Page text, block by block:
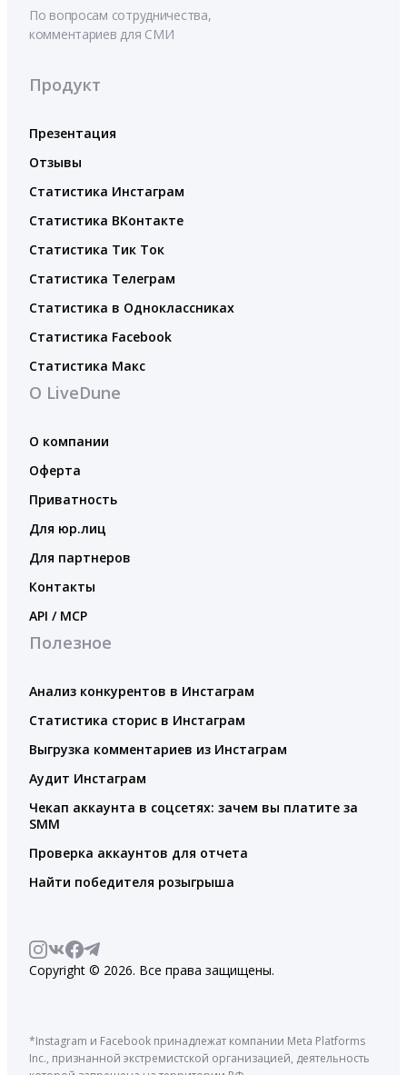
По вопросам сотрудничества,
комментариев для СМИ
Продукт
Презентация
Отзывы
Статистика Инстаграм
Статистика ВКонтакте
Статистика Тик Ток
Статистика Телеграм
Статистика в Одноклассниках
Статистика Facebook
Статистика Макс
О LiveDune
О компании
Оферта
Приватность
Для юр.лиц
Для партнеров
Контакты
API / MCP
Полезное
Анализ конкурентов в Инстаграм
Статистика сторис в Инстаграм
Выгрузка комментариев из Инстаграм
Аудит Инстаграм
Чекап аккаунта в соцсетях: зачем вы платите за
SMM
Проверка аккаунтов для отчета
Найти победителя розыгрыша
Copyright © 2026. Все права защищены.
*Instagram и Facebook принадлежат компании Meta Platforms
Inc., признанной экстремистской организацией, деятельность